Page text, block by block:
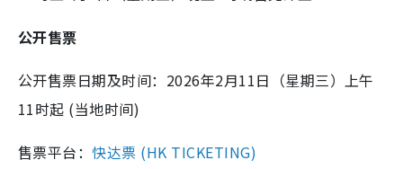
公开售票
公开售票日期及时间：2026年2月11日（星期三）上午
11时起 (当地时间)
售票平台：快达票 (HK TICKETING)